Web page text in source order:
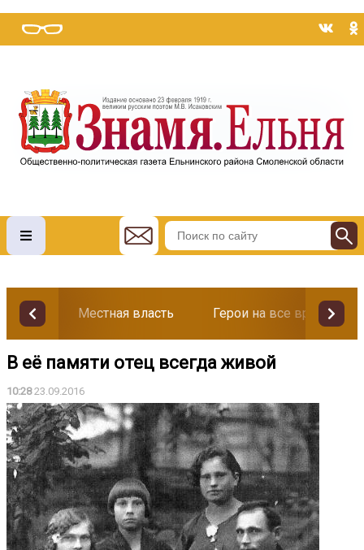
Местная власть Герои на все времена
В её памяти отец всегда живой
10:2823.09.2016